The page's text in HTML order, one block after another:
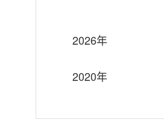
2026年
2020年